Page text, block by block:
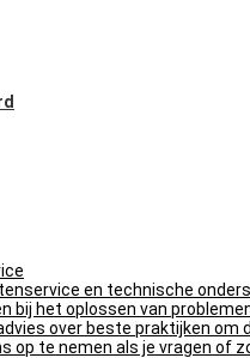
en technische
bij het oplossen van
over beste praktijken
op te nemen als je vragen of